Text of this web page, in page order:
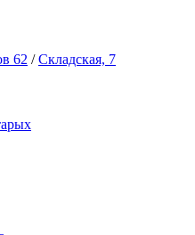
62 /Складская, 7